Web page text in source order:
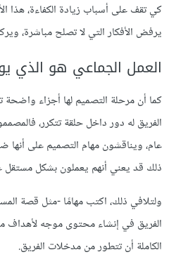
كي تقف على أسباب زيادة الكفاءة،
يرفض الأفكار التي لا تصلح مباشرة،
العمل الجماعي هو الذي
كما أن مرحلة التصميم لها أجزاء
الفريق له دور داخل حلقة تتكرر،
عام، ويناقشون مهام التصميم على أنها
ذلك قد يعني أنهم يعملون بشكل مستقل
الفريق في إنشاء محتوى موجه لأهداف
الكاملة أن تتطور من مدخلات الفريق.